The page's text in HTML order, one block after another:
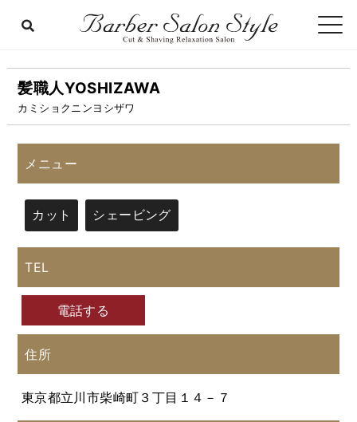
髪職人YOSHIZAWA
カミショクニンヨシザワ
メニュー
カット シェービング
TEL
電話する
住所
東京都立川市柴崎町３丁目１４－７